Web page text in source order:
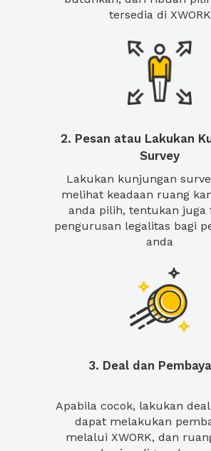
tersedia di XWORK
2. Pesan atau Lakukan
Survey
Lakukan kunjungan
melihat keadaan ruang
anda pilih, tentukan juga
pengurusan legalitas bagi
anda
3. Deal dan
Apabila cocok, lakukan
dapat melakukan
melalui XWORK, dan